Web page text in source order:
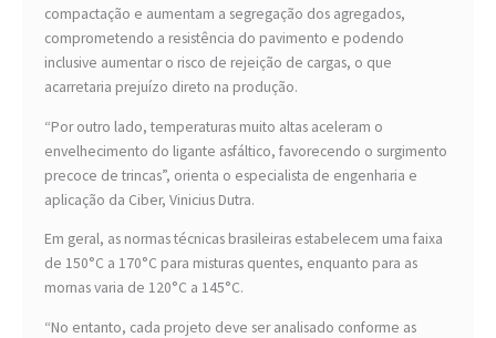
compactação e aumentam a segregação dos agregados,
comprometendo a resistência do pavimento e podendo
inclusive aumentar o risco de rejeição de cargas, o que
acarretaria prejuízo direto na produção.
“Por outro lado, temperaturas muito altas aceleram o
envelhecimento do ligante asfáltico, favorecendo o surgimento
precoce de trincas”, orienta o especialista de engenharia e
aplicação da Ciber, Vinicius Dutra.
Em geral, as normas técnicas brasileiras estabelecem uma faixa
de 150°C a 170°C para misturas quentes, enquanto para as
mornas varia de 120°C a 145°C.
“No entanto, cada projeto deve ser analisado conforme as